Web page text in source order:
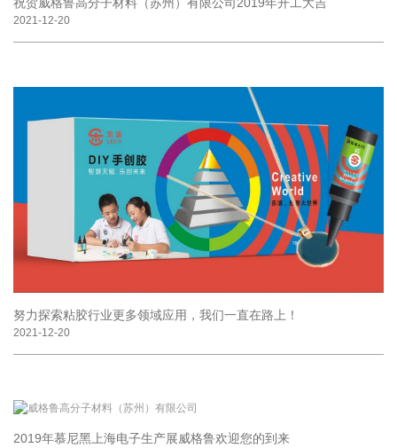
2021-12-20
努力探索粘胶行业更多领域应用，我们一直在路上！
2021-12-20
2019年慕尼黑上海电子生产展威格鲁欢迎您的到来